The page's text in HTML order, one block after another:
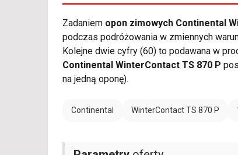
Zadaniem opon zimowych Continental
podczas podróżowania w zmiennych
Kolejne dwie cyfry (60) to podawana w
Continental WinterContact TS 870 P
na jedną oponę).
Continental WinterContact TS 870 P